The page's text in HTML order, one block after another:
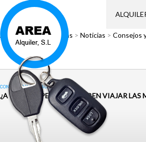
Área Alquiler>Noticias > Noticias > Consejos
CONSEJOS Y PRECAUCIÓN
¿A QUÉ TEMPERATURA DEBEN VIAJAR LAS